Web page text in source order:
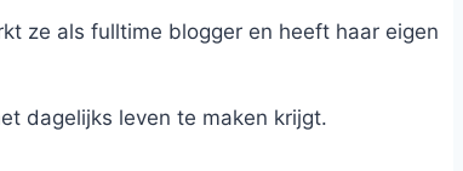
ze als fulltime blogger en heeft haar eigen
dagelijks leven te maken krijgt.